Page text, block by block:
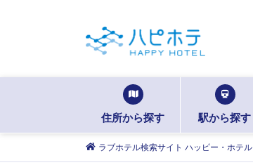
住所から探す 駅から探す
ラブホテル検索サイト ハッピー・ホテル